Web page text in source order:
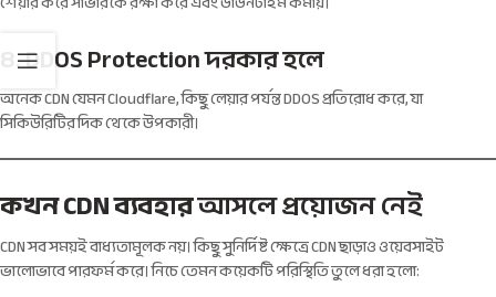
৪. DDOS Protection দরকার হলে
অনেক CDN যেমন Cloudflare, কিছু লেয়ার পর্যন্ত DDOS প্রতিরোধ করে, যা
সিকিউরিটির দিক থেকে উপকারী।
কখন CDN ব্যবহারআসলে প্রয়োজন নেই
CDN সব সময়ই বাধ্যতামূলক নয়। কিছু সুনির্দিষ্ট ক্ষেত্রে CDN ছাড়াও ওয়েবসাইট
ভালোভাবে পারফর্ম করে। নিচে তেমন কয়েকটি পরিস্থিতি তুলে ধরা হলো: